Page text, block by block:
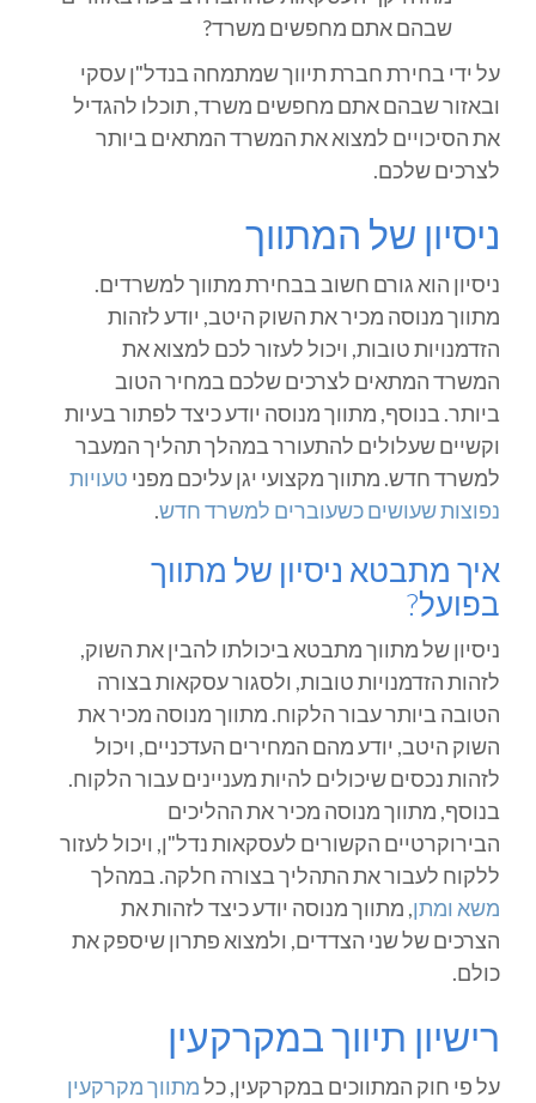
שבהם אתם מחפשים משרד?
על ידי בחירת חברת תיווך שמתמחה בנדל"ן עסקי
ובאזור שבהם אתם מחפשים משרד, תוכלו להגדיל
את הסיכויים למצוא את המשרד המתאים ביותר
לצרכים שלכם.
ניסיון של המתווך
ניסיון הוא גורם חשוב בבחירת מתווך למשרדים.
מתווך מנוסה מכיר את השוק היטב, יודע לזהות
הזדמנויות טובות, ויכול לעזור לכם למצוא את
המשרד המתאים לצרכים שלכם במחיר הטוב
ביותר. בנוסף, מתווך מנוסה יודע כיצד לפתור בעיות
וקשיים שעלולים להתעורר במהלך תהליך המעבר
למשרד חדש. מתווך מקצועי יגן עליכם מפני טעויות
נפוצות שעושים כשעוברים למשרד חדש.
איך מתבטא ניסיון של מתווך
בפועל?
ניסיון של מתווך מתבטא ביכולתו להבין את השוק,
לזהות הזדמנויות טובות, ולסגור עסקאות בצורה
הטובה ביותר עבור הלקוח. מתווך מנוסה מכיר את
השוק היטב, יודע מהם המחירים העדכניים, ויכול
לזהות נכסים שיכולים להיות מעניינים עבור הלקוח.
בנוסף, מתווך מנוסה מכיר את ההליכים
הבירוקרטיים הקשורים לעסקאות נדל"ן, ויכול לעזור
ללקוח לעבור את התהליך בצורה חלקה. במהלך
משא ומתן, מתווך מנוסה יודע כיצד לזהות את
הצרכים של שני הצדדים, ולמצוא פתרון שיספק את
כולם.
רישיון תיווך במקרקעין
על פי חוק המתווכים במקרקעין, כלמתווך מקרקעין